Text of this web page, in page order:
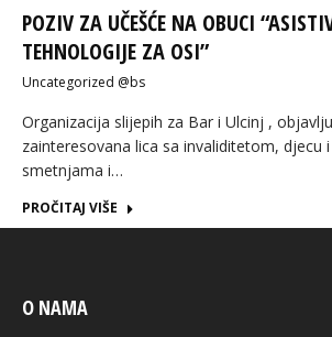
POZIV ZA UČEŠĆE NA OBUCI
TEHNOLOGIJE ZA OSI”
Uncategorized @bs
Organizacija slijepih za Bar i Ulcinj ,
zainteresovana lica sa invaliditetom, djecu
smetnjama i…
PROČITAJ VIŠE
O NAMA